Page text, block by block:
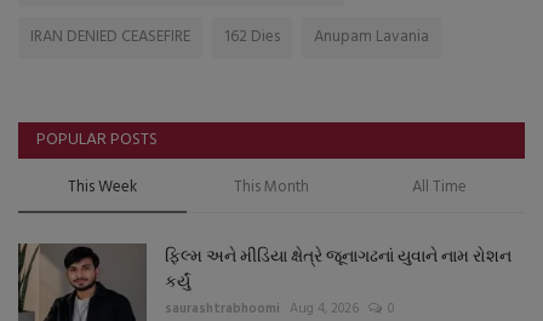
IRAN DENIED CEASEFIRE
162 Dies Anupam Lavania
POPULAR POSTS
This Week This Month All Time
ફિલ્મ અને મીડિયા ક્ષેત્રે જૂનાગઢનાં યુવાને નામ રોશન
કર્યું
saurashtrabhoomi Aug 4, 2026 0